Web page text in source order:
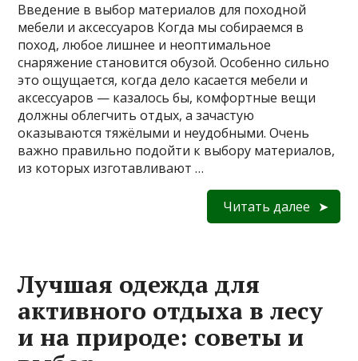
Введение в выбор материалов для походной
мебели и аксессуаров Когда мы собираемся в
поход, любое лишнее и неоптимальное
снаряжение становится обузой. Особенно сильно
это ощущается, когда дело касается мебели и
аксессуаров — казалось бы, комфортные вещи
должны облегчить отдых, а зачастую
оказываются тяжёлыми и неудобными. Очень
важно правильно подойти к выбору материалов,
из которых изготавливают …
Читать далее
Лучшая одежда для
активного отдыха в лесу
и на природе: советы и